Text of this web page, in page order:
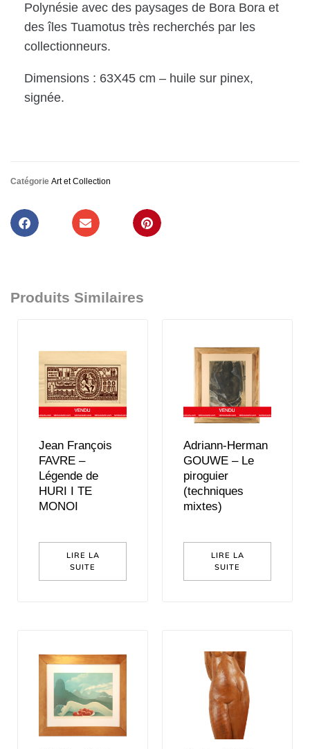
Polynésie avec des paysages de Bora Bora et
des îles Tuamotus très recherchés par les
collectionneurs.
Dimensions : 63X45 cm – huile sur pinex,
signée.
Catégorie Art et Collection
Produits Similaires
Jean François
FAVRE –
Légende de
HURI I TE
MONOI
LIRE LA
SUITE
Adriann-Herman
GOUWE – Le
piroguier
(techniques
mixtes)
LIRE LA
SUITE